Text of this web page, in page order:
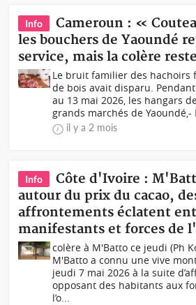
Info
Cameroun : «
les bouchers de Yaoundé
service, mais la colère
Le bruit familier des hachoirs
de bois avait disparu.
au 13 mai 2026, les hangars
grands marchés de Yaoundé,-
il y a 2 mois
Info
Côte d'Ivoire :
autour du prix du cacao,
affrontements éclatent
manifestants et forces de
colère à M'Batto ce jeudi (Ph
M'Batto a connu une vive
jeudi 7 mai 2026 à la suite
opposant des habitants aux
l’o...